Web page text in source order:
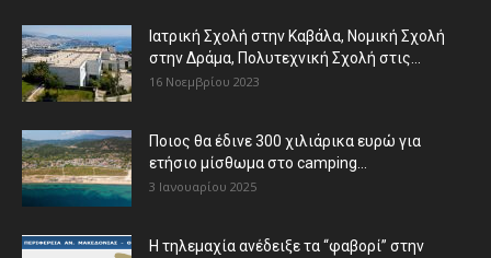
Ιατρική Σχολή στην Καβάλα, Νομική Σχολή
στην Δράμα, Πολυτεχνική Σχολή στις...
16 Νοεμβρίου 2023
Ποιος θα έδινε 300 χιλιάρικα ευρώ για
ετήσιο μίσθωμα στο camping...
3 Ιανουαρίου 2025
Η τηλεμαχία ανέδειξε τα “φαβορί” στην